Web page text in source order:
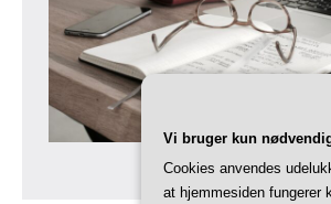
Vi bruger kun
Cookies anvendes
at hjemmesiden fungerer